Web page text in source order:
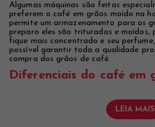
Algumas máquinas são feitas
preferem o café em grãos moído na
permite um armazenamento para os
preparo eles são triturados e moídos,
fique mais concentrado e seu
possível garantir toda a qualidade
compra dos grãos de café.
Diferenciais do café em
LEIA MAIS